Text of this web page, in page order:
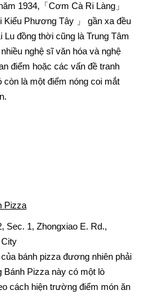
1934,「Cơm Cà Ri Làng」
Kiểu Phương Tây 」 gần xa đều
Lu đồng thời cũng là Trung Tâm
nghệ sĩ văn hóa và nghệ
điểm hoặc các vấn đề tranh
còn là một điểm nóng coi mắt
Pizza
Sec. 1, Zhongxiao E. Rd.,
City
bánh pizza đương nhiên phải
Bánh Pizza này có một lò
cách hiện trường điểm món ăn